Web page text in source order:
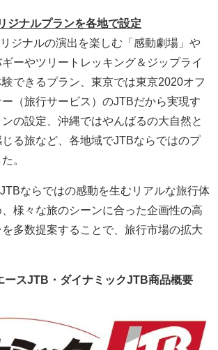
ジナルプランを各地で設定
ジナルの演出を楽しむ「感動劇場」や
ーやツリートレッキング＆ジップライ
できるプラン、東京では東京2020オフ
（旅行サービス）のJTBだから実現す
の設定、沖縄ではやんばるの大自然と
る旅など、各地域でJTBならではのプ
。
ならではの感動を生むリアルな旅行体
様々な旅のシーンに合った企画性の高
多数提案することで、旅行市場の拡大
スJTB・ダイナミックJTB商品概要